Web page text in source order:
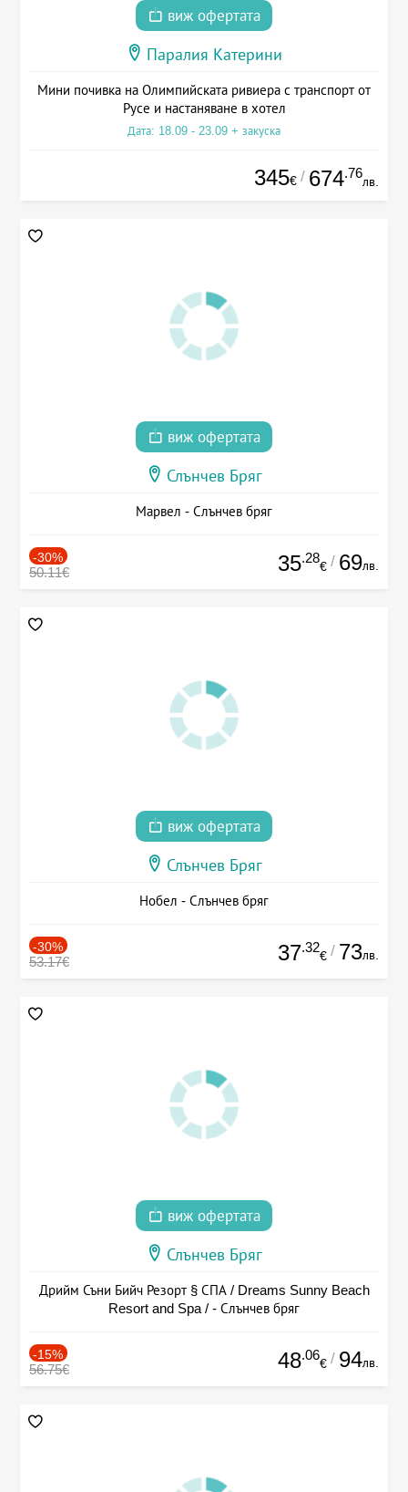
виж офертата
Паралия Катерини
Мини почивка на Олимпийската ривиера с транспорт от
Русе и настаняване в хотел
Дата: 18.09 - 23.09 + закуска
345€ / 674.76
лв.
виж офертата
Слънчев Бряг
Марвел - Слънчев бряг
-30%
50.11€ 35.28
€ / 69лв.
виж офертата
Слънчев Бряг
Нобел - Слънчев бряг
-30%
53.17€ 37.32
€ / 73лв.
виж офертата
Слънчев Бряг
Дрийм Съни Бийч Резорт § СПА / Dreams Sunny Beach
Resort and Spa / - Слънчев бряг
-15%
56.75€ 48.06
€ / 94лв.